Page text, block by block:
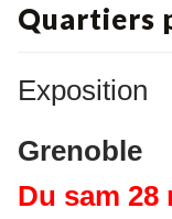
Quartiers
Exposition
Grenoble
Du sam 28